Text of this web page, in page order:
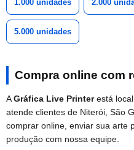
1.000 unidades 2.000
5.000 unidades
Compra online com
AGráfica Live Printerestá
atende clientes de Niterói, São
comprar online, enviar sua arte
produção com nossa equipe.